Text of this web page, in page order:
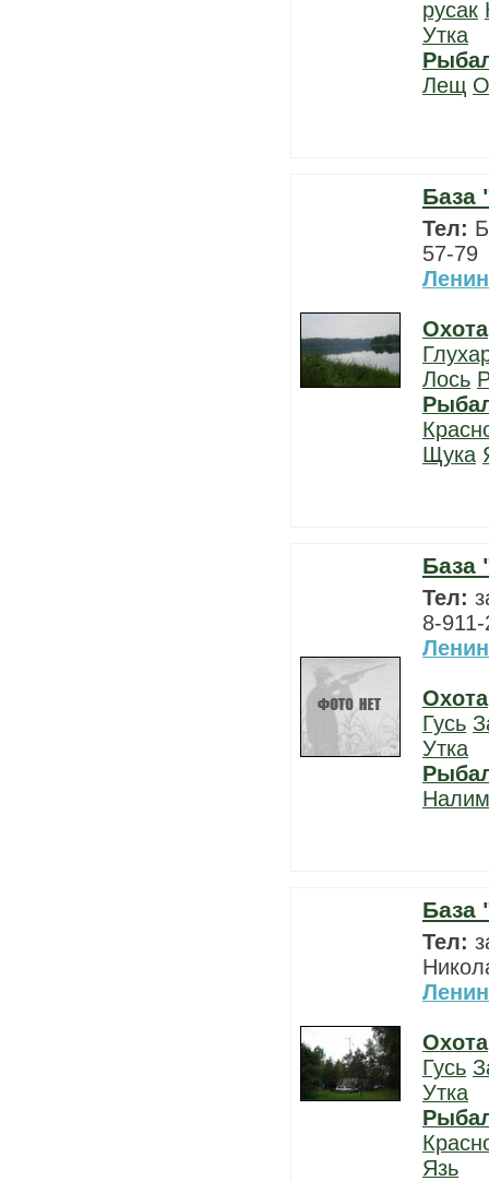
русак
Утка
Лещ
База
Тел:
57-79
Охота
Лось
Щука
База
Тел:
8-
Охота
Гусь
Утка
Налим
База
Тел:
Охота
Гусь
Утка
Язь